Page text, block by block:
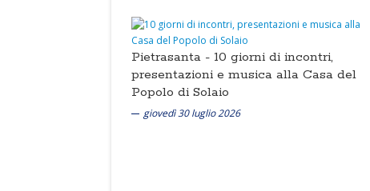
Pietrasanta - 10 giorni di incontri,
presentazioni e musica alla Casa del
Popolo di Solaio
giovedì 30 luglio 2026